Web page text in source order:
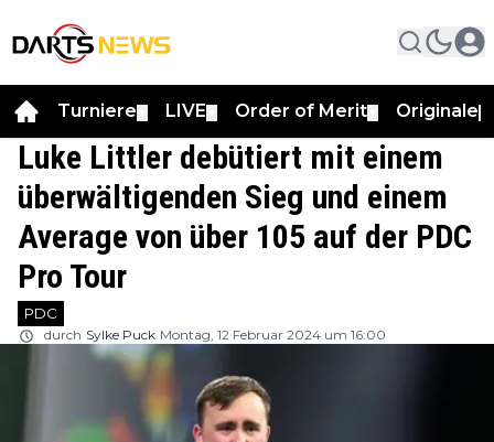
Turniere LIVE Order of Merit Originale
Luke Littler debütiert mit einem
überwältigenden Sieg und einem
Average von über 105 auf der PDC
Pro Tour
PDC
durch Sylke Puck Montag, 12 Februar 2024 um 16:00